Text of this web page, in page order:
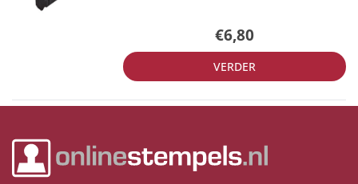
€6,80
VERDER